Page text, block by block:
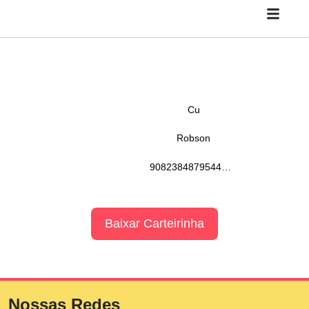
Cu
Robson
90823848795445778237347843723724784742874784238527586585697969685498298239849842885876476576576575483492492993922985887476587865789998387483276582375893248329176545365937458720347395639746549836846487307535708437672364320468654380926489053287845348957328097543285742097348907325789043780392487437893458743578943879043
Baixar Carteirinha
Nossas Redes